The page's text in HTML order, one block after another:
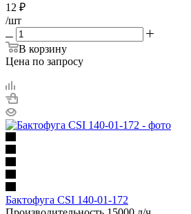
12 ₽
/шт
В корзину
Цена по запросу
Бактофуга CSI 140-01-172